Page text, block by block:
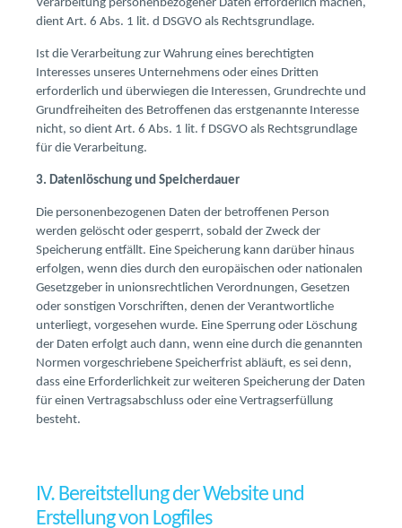
Verarbeitung personenbezogener Daten erforderlich machen,
dient Art. 6 Abs. 1 lit. d DSGVO als Rechtsgrundlage.
Ist die Verarbeitung zur Wahrung eines berechtigten
Interesses unseres Unternehmens oder eines Dritten
erforderlich und überwiegen die Interessen, Grundrechte und
Grundfreiheiten des Betroffenen das erstgenannte Interesse
nicht, so dient Art. 6 Abs. 1 lit. f DSGVO als Rechtsgrundlage
für die Verarbeitung.
3. Datenlöschung und Speicherdauer
Die personenbezogenen Daten der betroffenen Person
werden gelöscht oder gesperrt, sobald der Zweck der
Speicherung entfällt. Eine Speicherung kann darüber hinaus
erfolgen, wenn dies durch den europäischen oder nationalen
Gesetzgeber in unionsrechtlichen Verordnungen, Gesetzen
oder sonstigen Vorschriften, denen der Verantwortliche
unterliegt, vorgesehen wurde. Eine Sperrung oder Löschung
der Daten erfolgt auch dann, wenn eine durch die genannten
Normen vorgeschriebene Speicherfrist abläuft, es sei denn,
dass eine Erforderlichkeit zur weiteren Speicherung der Daten
für einen Vertragsabschluss oder eine Vertragserfüllung
besteht.
IV. Bereitstellung der Website und
Erstellung von Logfiles